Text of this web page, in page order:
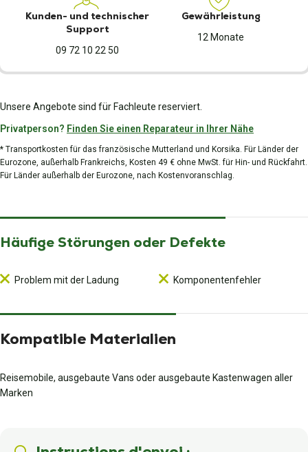
Kunden- und technischer
Support
09 72 10 22 50
Gewährleistung
12 Monate
Unsere Angebote sind für Fachleute reserviert.
Privatperson? Finden Sie einen Reparateur in Ihrer Nähe
* Transportkosten für das französische Mutterland und Korsika. Für Länder der
Eurozone, außerhalb Frankreichs, Kosten 49 € ohne MwSt. für Hin- und Rückfahrt.
Für Länder außerhalb der Eurozone, nach Kostenvoranschlag.
Häufige Störungen oder Defekte
Problem mit der Ladung Komponentenfehler
Kompatible Materialien
Reisemobile, ausgebaute Vans oder ausgebaute Kastenwagen aller
Marken